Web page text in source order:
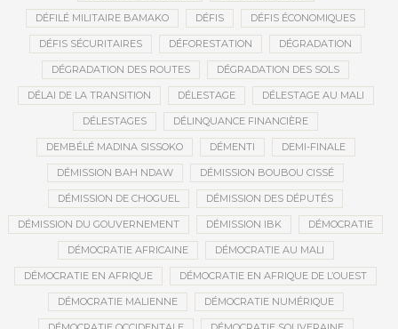
DÉFILÉ MILITAIRE BAMAKO DÉFIS DÉFIS ÉCONOMIQUES
DÉFIS SÉCURITAIRES DÉFORESTATION DÉGRADATION
DÉGRADATION DES ROUTES DÉGRADATION DES SOLS
DÉLAI DE LA TRANSITION DÉLESTAGE DÉLESTAGE AU MALI
DÉLESTAGES DÉLINQUANCE FINANCIÈRE
DEMBÉLÉ MADINA SISSOKO DÉMENTI DEMI-FINALE
DÉMISSION BAH NDAW DÉMISSION BOUBOU CISSÉ
DÉMISSION DE CHOGUEL DÉMISSION DES DÉPUTÉS
DÉMISSION DU GOUVERNEMENT DÉMISSION IBK DÉMOCRATIE
DÉMOCRATIE AFRICAINE DÉMOCRATIE AU MALI
DÉMOCRATIE EN AFRIQUE DÉMOCRATIE EN AFRIQUE DE L’OUEST
DÉMOCRATIE MALIENNE DÉMOCRATIE NUMÉRIQUE